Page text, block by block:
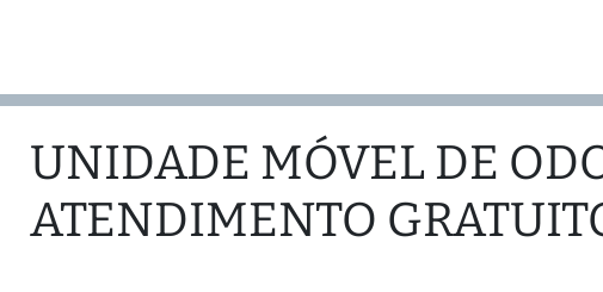
UNIDADE MÓVEL DE
ATENDIMENTO